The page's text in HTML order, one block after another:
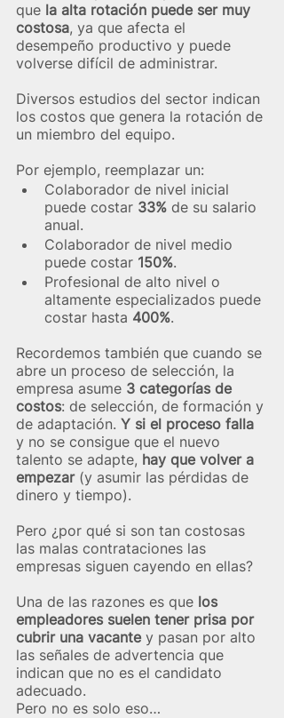
que la alta rotación puede ser muy
costosa, ya que afecta el
desempeño productivo y puede
volverse difícil de administrar.
Diversos estudios del sector indican
los costos que genera la rotación de
un miembro del equipo.
Por ejemplo, reemplazar un:
Colaborador de nivel inicial
puede costar 33% de su salario
anual.
Colaborador de nivel medio
puede costar 150%.
Profesional de alto nivel o
altamente especializados puede
costar hasta 400%.
Recordemos también que cuando se
abre un proceso de selección, la
empresa asume 3 categorías de
costos: de selección, de formación y
de adaptación. Y si el proceso falla
y no se consigue que el nuevo
talento se adapte, hay que volver a
empezar (y asumir las pérdidas de
dinero y tiempo).
Pero ¿por qué si son tan costosas
las malas contrataciones las
empresas siguen cayendo en ellas?
Una de las razones es que los
empleadores suelen tener prisa por
cubrir una vacante y pasan por alto
las señales de advertencia que
indican que no es el candidato
adecuado.
Pero no es solo eso…